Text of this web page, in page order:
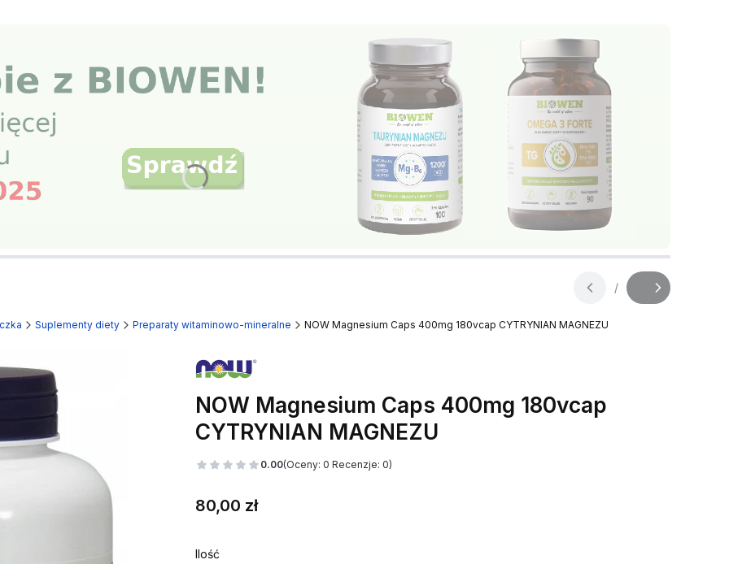
Slajd
/
z
Suplementy diety Preparaty witaminowo-mineralne NOW Magnesium Caps 400mg 180vcap CYTRYNIAN MAGNEZU
NOW Magnesium Caps 400mg 180vcap
CYTRYNIAN MAGNEZU
0.00(Oceny: 0 Recenzje: 0)
Cena
80,00 zł
Ilość